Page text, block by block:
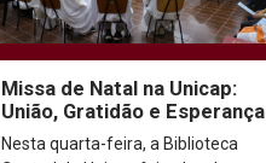
Missa de Natal na Unicap:
União, Gratidão e Esperança
Nesta quarta-feira, a Biblioteca